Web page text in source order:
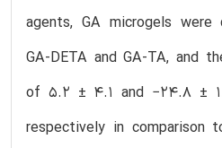
agents, GA microgels were
GA-DETA and GA-TA, and
of 5.2 ± 4.1 and −24.8 ±
respectively in